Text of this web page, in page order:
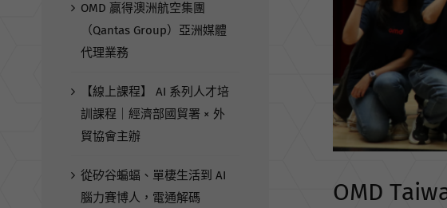
OMD
OMD 贏得澳洲航空集團
（Qantas Group）亞洲媒體
代理業務
【線上課程】 AI 系列人才培
訓課程｜經濟部國貿署 × 外
貿協會主辦
從矽谷蝙蝠、單棲生活到 AI
腦力賽博人，電通解碼